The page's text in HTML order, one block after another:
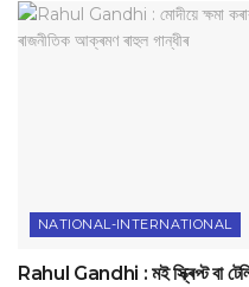
NATIONAL-INTERNATIONAL
Rahul Gandhi : মই স্ক্ৰিপ্ট বা